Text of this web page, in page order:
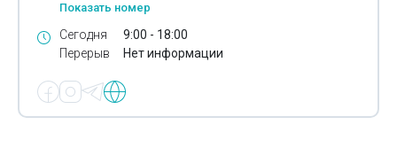
Показать номер
Сегодня
Перерыв
9:00 - 18:00
Нет информации